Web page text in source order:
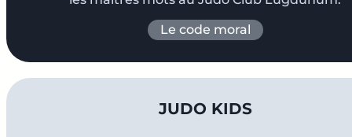
Le code moral
JUDO KIDS